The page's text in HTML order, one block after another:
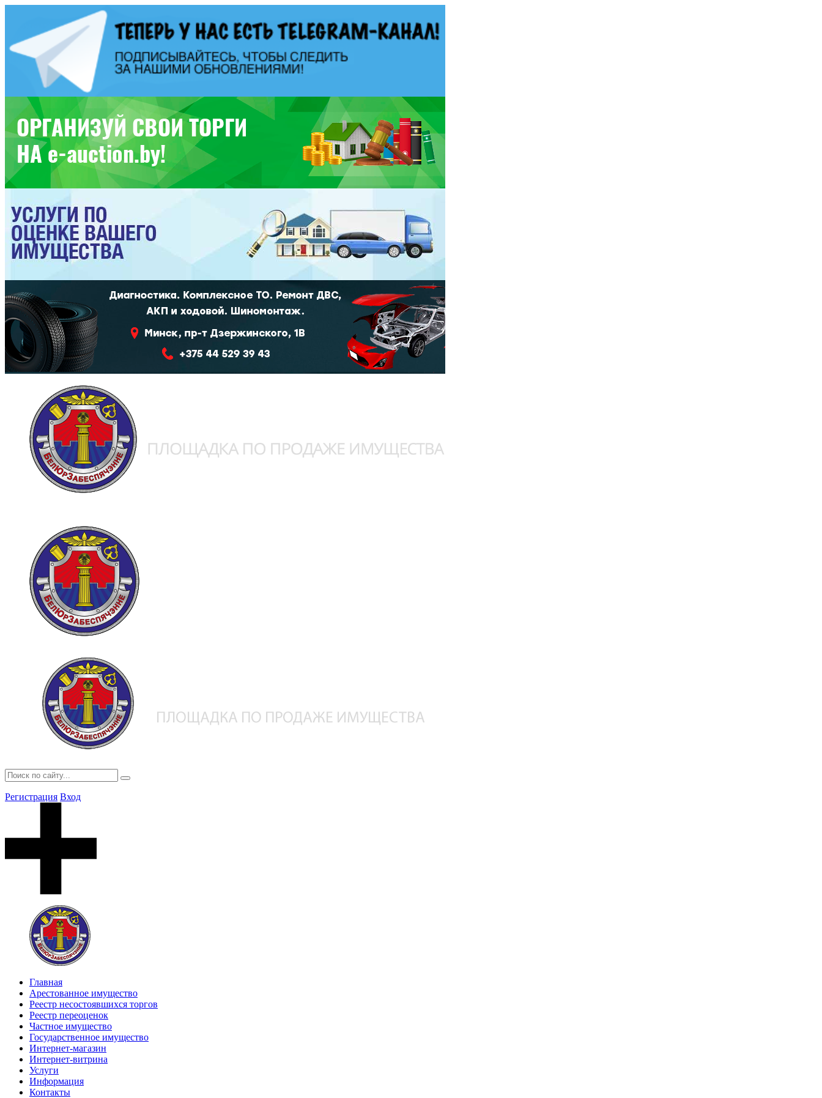
Регистрация Вход
Главная
Арестованное имущество
Реестр несостоявшихся торгов
Реестр переоценок
Частное имущество
Государственное имущество
Интернет-магазин
Интернет-витрина
Услуги
Информация
Контакты